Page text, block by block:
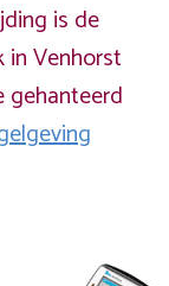
is de
in Venhorst
gehanteerd